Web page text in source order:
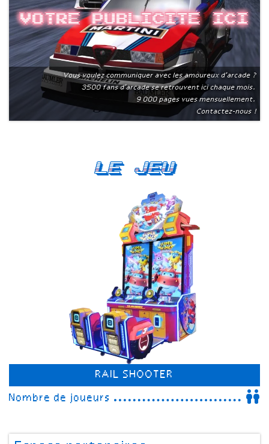
Votre publicite ici
Vous voulez communiquer avec les amoureux d'arcade ?
3500 fans d'arcade se retrouvent ici chaque mois.
9 000 pages vues mensuellement.
Contactez-nous !
Le Jeu
RAIL SHOOTER
Nombre de joueurs